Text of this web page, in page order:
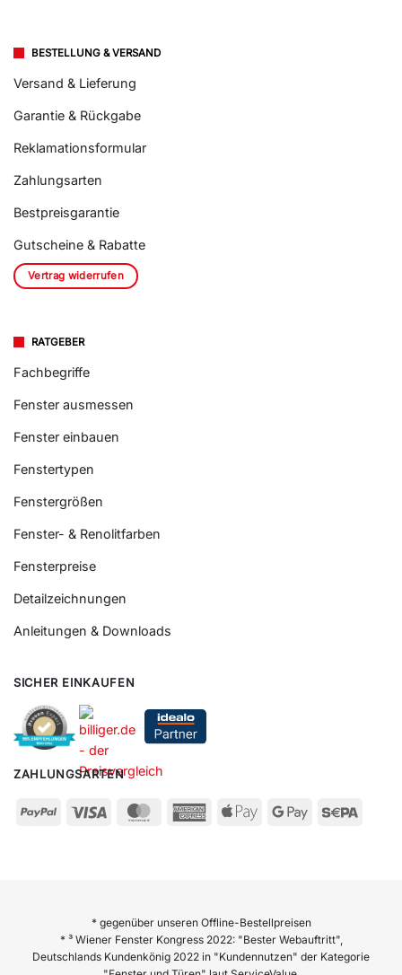
BESTELLUNG & VERSAND
Versand & Lieferung
Garantie & Rückgabe
Reklamationsformular
Zahlungsarten
Bestpreisgarantie
Gutscheine & Rabatte
Vertrag widerrufen
RATGEBER
Fachbegriffe
Fenster ausmessen
Fenster einbauen
Fenstertypen
Fenstergrößen
Fenster- & Renolitfarben
Fensterpreise
Detailzeichnungen
Anleitungen & Downloads
SICHER EINKAUFEN
ZAHLUNGSARTEN
* gegenüber unseren Offline-Bestellpreisen
* ³ Wiener Fenster Kongress 2022: "Bester Webauftritt",
Deutschlands Kundenkönig 2022 in "Kundennutzen" der Kategorie